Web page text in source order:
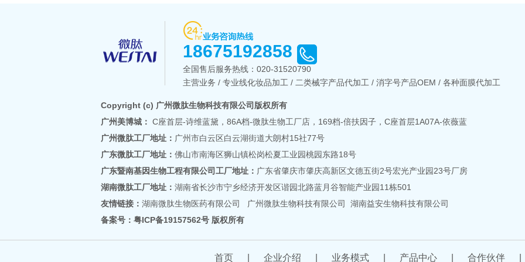
18675192858
全国售后服务热线： 020-31520790
主营业务 / 专业线化妆品加工 / 二类械字产品代加工 / 消字号产品OEM / 各种面膜代加工
Copyright (c) 广州微肽生物科技有限公司版权所有
广州美博城： C座首层-诗维蓝黛，86A档-微肽生物工厂店，169档-倍扶因子，C座首层1A07A-依薇蓝
广州微肽工厂地址： 广州市白云区白云湖街道大朗村15社77号
广东微肽工厂地址： 佛山市南海区狮山镇松岗松夏工业园桃园东路18号
广东暨南基因生物工程有限公司工厂地址： 广东省肇庆市肇庆高新区文德五街2号宏光产业园23号厂房
湖南微肽工厂地址： 湖南省长沙市宁乡经济开发区谐园北路蓝月谷智能产业园11栋501
友情链接： 湖南微肽生物医药有限公司 广州微肽生物科技有限公司
湖南益安生物科技有限公司
备案号： 粤ICP备19157562号 版权所有
首页 企业介绍 业务模式 产品中心 合作伙伴